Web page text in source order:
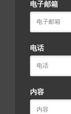
电子邮箱
电话
内容